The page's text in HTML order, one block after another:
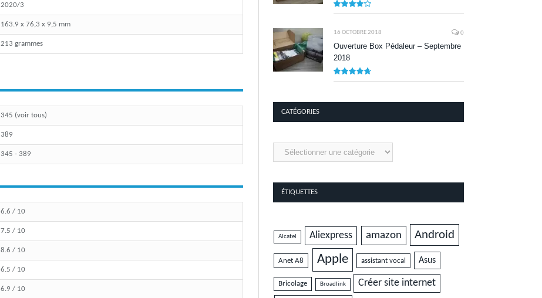
2020/3
163.9 x 76,3 x 9,5 mm
213 grammes
345 (voir tous)
389
345 - 389
6.6 / 10
7.5 / 10
8.6 / 10
6.5 / 10
6.9 / 10
16 OCTOBRE 2018 0
Ouverture Box Pédaleur – Septembre
2018
CATÉGORIES
Catégories
ÉTIQUETTES
Alcatel Aliexpress amazon Android
Anet A8 Apple assistant vocal Asus
Bricolage Broadlink Créer site internet